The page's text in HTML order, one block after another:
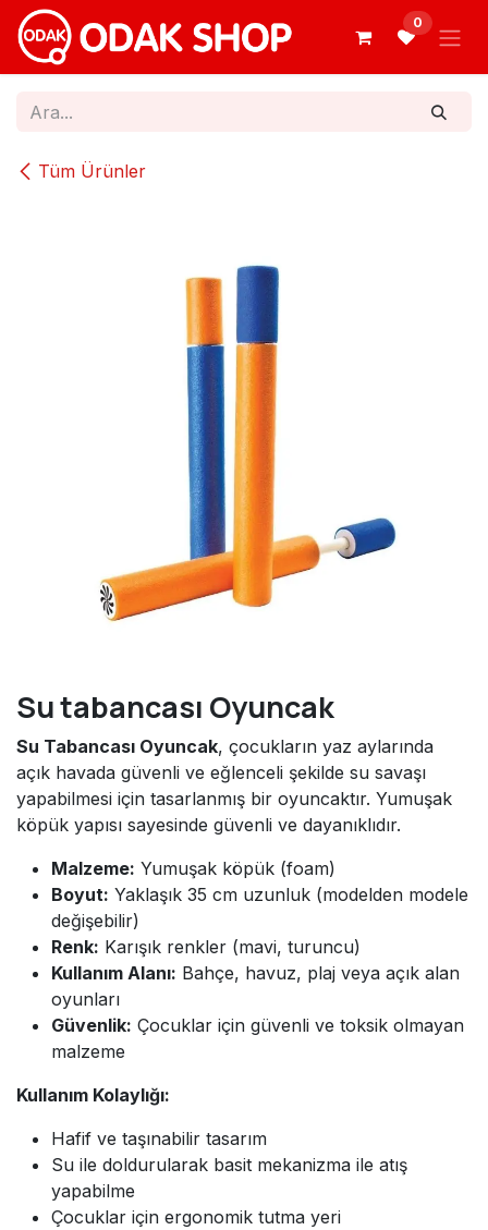
İçereği Atla
0
Tüm Ürünler
Su tabancası Oyuncak
Su Tabancası Oyuncak, çocukların yaz aylarında
açık havada güvenli ve eğlenceli şekilde su savaşı
yapabilmesi için tasarlanmış bir oyuncaktır. Yumuşak
köpük yapısı sayesinde güvenli ve dayanıklıdır.
Malzeme: Yumuşak köpük (foam)
Boyut: Yaklaşık 35 cm uzunluk (modelden modele
değişebilir)
Renk: Karışık renkler (mavi, turuncu)
Kullanım Alanı: Bahçe, havuz, plaj veya açık alan
oyunları
Güvenlik: Çocuklar için güvenli ve toksik olmayan
malzeme
Kullanım Kolaylığı:
Hafif ve taşınabilir tasarım
Su ile doldurularak basit mekanizma ile atış
yapabilme
Çocuklar için ergonomik tutma yeri